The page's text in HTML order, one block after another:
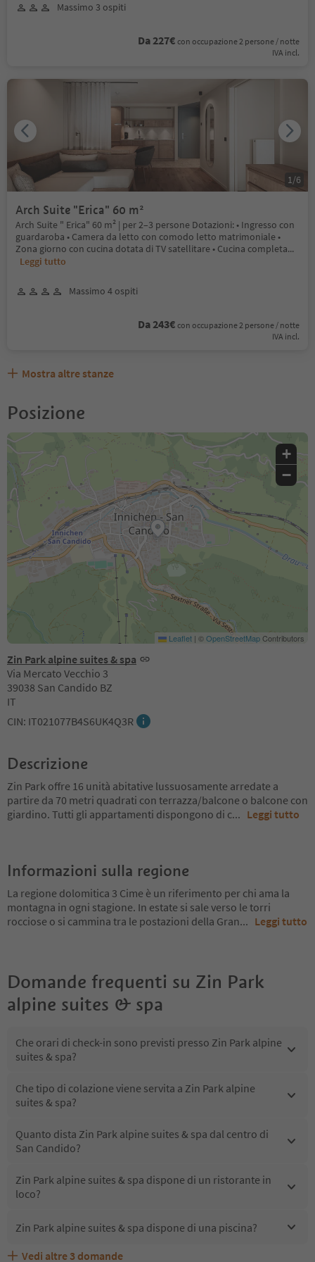
Massimo 3 ospiti
Da 227€ con occupazione 2 persone / notte
IVA incl.
Arch Suite "Erica" 60 m²
Arch Suite " Erica" 60 m² | per 2–3 persone Dotazioni: • Ingresso con
guardaroba • Camera da letto con comodo letto matrimoniale •
Zona giorno con cucina dotata di TV satellitare • Cucina completa...
Leggi tutto
Massimo 4 ospiti
Da 243€ con occupazione 2 persone / notte
IVA incl.
1/6
Mostra altre stanze
Posizione
Zin Park alpine suites & spa
Via Mercato Vecchio 3
39038 San Candido BZ
IT
CIN: IT021077B4S6UK4Q3R
+
−
Leaflet | ©OpenStreetMapContributors
Descrizione
Zin Park offre 16 unità abitative lussuosamente arredate a
partire da 70 metri quadrati con terrazza/balcone o balcone con
giardino. Tutti gli appartamenti dispongono di c... Leggi tutto
Informazioni sulla regione
La regione dolomitica 3 Cime è un riferimento per chi ama la
montagna in ogni stagione. In estate si sale verso le torri
rocciose o si cammina tra le postazioni della Gran... Leggi tutto
Domande frequenti su Zin Park
alpine suites & spa
Che orari di check-in sono previsti presso Zin Park alpine
suites & spa?
Che tipo di colazione viene servita a Zin Park alpine
suites & spa?
Quanto dista Zin Park alpine suites & spa dal centro di
San Candido?
Zin Park alpine suites & spa dispone di un ristorante in
loco?
Zin Park alpine suites & spa dispone di una piscina?
Vedi altre 3 domande